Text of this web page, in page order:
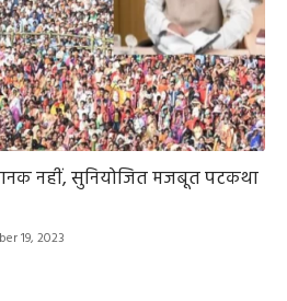
नहीं, सुनियोजित मजबूत पटकथा
19, 2023